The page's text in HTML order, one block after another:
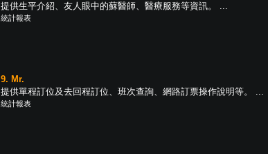
提供生平介紹、友人眼中的蘇醫師、醫療服務等資訊。 ...
統計報表
9. Mr.
提供單程訂位及去回程訂位、班次查詢、網路訂票操作說明等。 ...
統計報表